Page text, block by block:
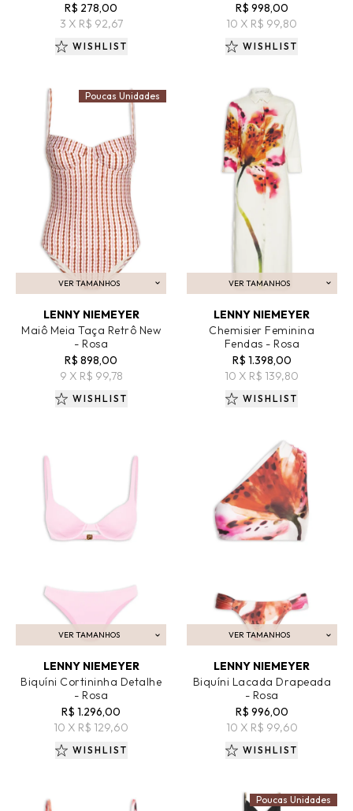
R$ 278,00
3 X R$ 92,67
WISHLIST
R$ 998,00
10 X R$ 99,80
WISHLIST
VER TAMANHOS
ADICIONAR AO CARRINHO
LENNY NIEMEYER
Maiô Meia Taça Retrô New
- Rosa
R$ 898,00
9 X R$ 99,78
Poucas Unidades
WISHLIST
VER TAMANHOS
ADICIONAR AO CARRINHO
LENNY NIEMEYER
Chemisier Feminina
Fendas - Rosa
R$ 1.398,00
10 X R$ 139,80
WISHLIST
VER TAMANHOS
ADICIONAR AO CARRINHO
LENNY NIEMEYER
Biquíni Cortininha Detalhe
- Rosa
R$ 1.296,00
10 X R$ 129,60
WISHLIST
VER TAMANHOS
ADICIONAR AO CARRINHO
LENNY NIEMEYER
Biquíni Lacada Drapeada
- Rosa
R$ 996,00
10 X R$ 99,60
WISHLIST
Poucas Unidades